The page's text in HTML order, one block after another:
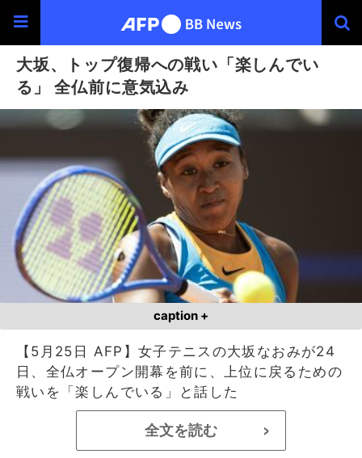
大坂、トップ復帰への戦い「楽しんでい
る」 全仏前に意気込み
caption +
【5月25日 AFP】女子テニスの大坂なおみが24
日、全仏オープン開幕を前に、上位に戻るための
戦いを「楽しんでいる」と話した
全文を読む >